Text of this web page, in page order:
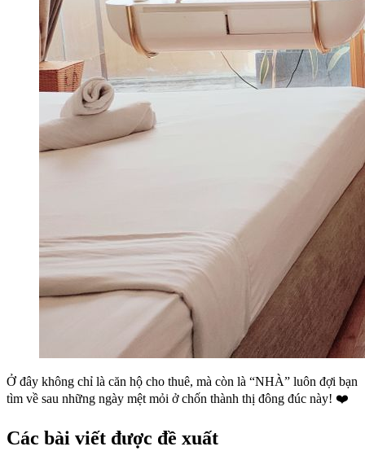
Ở đây không chỉ là căn hộ cho thuê, mà còn là “NHÀ” luôn đợi bạn
tìm về sau những ngày mệt mỏi ở chốn thành thị đông đúc này! ❤️
Các bài viết được đề xuất